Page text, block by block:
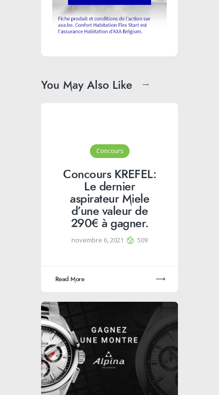
You May Also Like
Concours
Concours KREFEL:
Le dernier
aspirateur Miele
d’une valeur de
290€ à gagner.
novembre 6, 2021 509
Read More